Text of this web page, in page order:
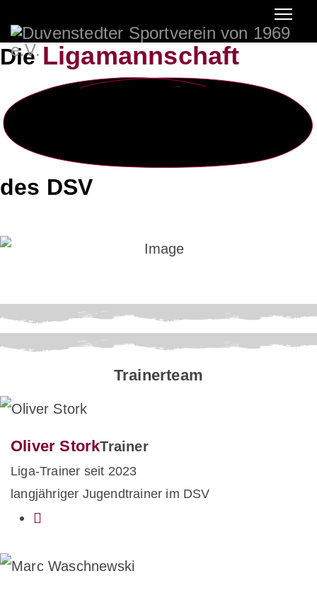
DieLigamannschaft
des DSV
Trainerteam
Oliver StorkTrainer
Liga-Trainer seit 2023
langjähriger Jugendtrainer im DSV